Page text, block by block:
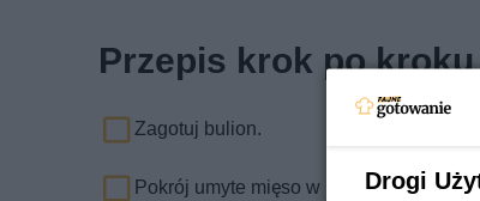
Przepis krok po kroku
Zagotuj bulion.
Pokrój umyte mięso w niewielką kostkę.
Drogi